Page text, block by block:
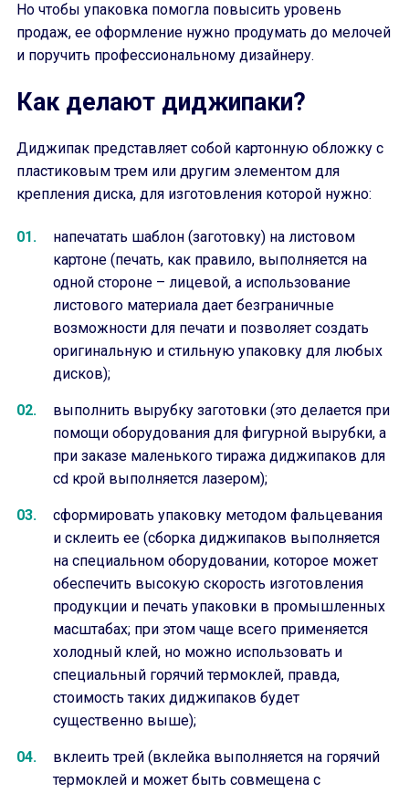
Но чтобы упаковка помогла повысить уровень
продаж, ее оформление нужно продумать до мелочей
и поручить профессиональному дизайнеру.
Как делают диджипаки?
Диджипак представляет собой картонную обложку с
пластиковым трем или другим элементом для
крепления диска, для изготовления которой нужно:
напечатать шаблон (заготовку) на листовом
картоне (печать, как правило, выполняется на
одной стороне – лицевой, а использование
листового материала дает безграничные
возможности для печати и позволяет создать
оригинальную и стильную упаковку для любых
дисков);
выполнить вырубку заготовки (это делается при
помощи оборудования для фигурной вырубки, а
при заказе маленького тиража диджипаков для
cd крой выполняется лазером);
сформировать упаковку методом фальцевания
и склеить ее (сборка диджипаков выполняется
на специальном оборудовании, которое может
обеспечить высокую скорость изготовления
продукции и печать упаковки в промышленных
масштабах; при этом чаще всего применяется
холодный клей, но можно использовать и
специальный горячий термоклей, правда,
стоимость таких диджипаков будет
существенно выше);
вклеить трей (вклейка выполняется на горячий
термоклей и может быть совмещена с